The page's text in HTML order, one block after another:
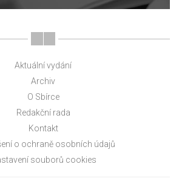
Aktuální vydání
Archiv
O Sbírce
Redakční rada
Kontakt
o ochraně osobních údajů
souborů cookies